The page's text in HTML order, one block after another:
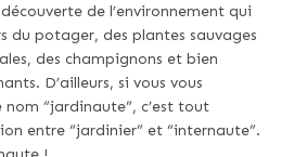
de l’environnement qui
du potager, des plantes sauvages
des champignons et bien
D’ailleurs, si vous vous
nom “jardinaute”, c’est tout
entre “jardinier” et “internaute”.